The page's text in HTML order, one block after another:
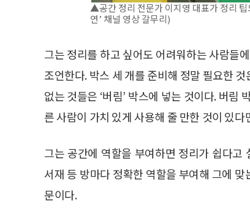
▲공간 정리 전문가 이지영 대표가 정리 팁
연’ 채널 영상 갈무리)
그는 정리를 하고 싶어도 어려워하는 사람들
조언한다. 박스 세 개를 준비해 정말 필요한 것
없는 것들은 ‘버림’ 박스에 넣는 것이다. 버
른 사람이 가치 있게 사용해 줄 만한 것이 있
그는 공간에 역할을 부여하면 정리가 쉽다
서재 등 방마다 정확한 역할을 부여해 그에
문이다.